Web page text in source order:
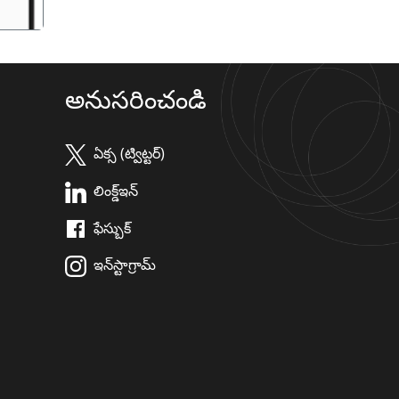
అనుసరించండి
ఏక్స (ట్విట్టర్)
లింక్డ్ఇన్
ఫేస్బుక్
ఇన్‌స్టాగ్రామ్